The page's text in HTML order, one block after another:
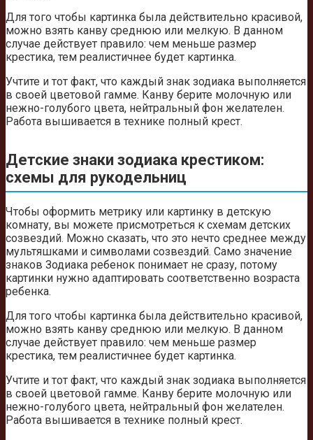
Для того чтобы картинка была действительно красивой,
можно взять канву среднюю или мелкую. В данном
случае действует правило: чем меньше размер
крестика, тем реалистичнее будет картинка.
Учтите и тот факт, что каждый знак зодиака выполняется
в своей цветовой гамме. Канву берите молочную или
нежно-голубого цвета, нейтральный фон желателен.
Работа вышивается в технике полный крест.
Детские знаки зодиака крестиком:
схемы для рукодельниц
Чтобы оформить метрику или картинку в детскую
комнату, вы можете присмотреться к схемам детских
созвездий. Можно сказать, что это нечто среднее между
мультяшками и символами созвездий. Само значение
знаков Зодиака ребенок понимает не сразу, потому
картинки нужно адаптировать соответственно возраста
ребенка.
Для того чтобы картинка была действительно красивой,
можно взять канву среднюю или мелкую. В данном
случае действует правило: чем меньше размер
крестика, тем реалистичнее будет картинка.
Учтите и тот факт, что каждый знак зодиака выполняется
в своей цветовой гамме. Канву берите молочную или
нежно-голубого цвета, нейтральный фон желателен.
Работа вышивается в технике полный крест.